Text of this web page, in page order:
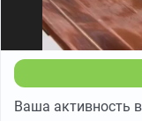
Ваша активность